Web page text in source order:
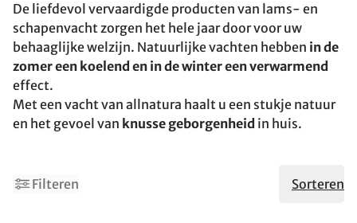
De liefdevol vervaardigde producten van lams- en
schapenvacht zorgen het hele jaar door voor uw
behaaglijke welzijn. Natuurlijke vachten hebben in de
zomer een koelend en in de winter een verwarmend
effect.
Met een vacht van allnatura haalt u een stukje natuur
en het gevoel van knusse geborgenheid in huis.
Filteren Sorteren